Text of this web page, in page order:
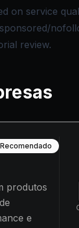
on service
review.
Recomendado
produtos
e